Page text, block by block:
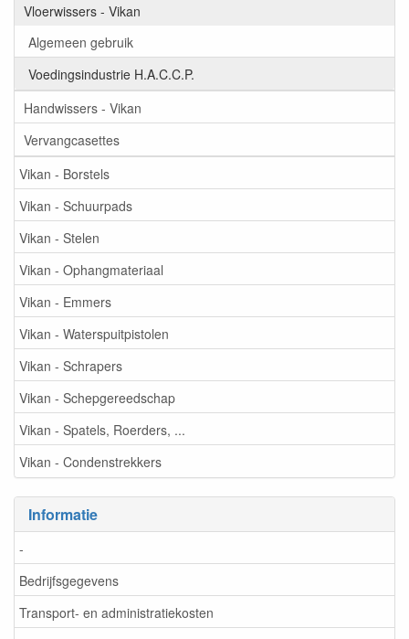
Vloerwissers - Vikan
Algemeen gebruik
Voedingsindustrie H.A.C.C.P.
Handwissers - Vikan
Vervangcasettes
Vikan - Borstels
Vikan - Schuurpads
Vikan - Stelen
Vikan - Ophangmateriaal
Vikan - Emmers
Vikan - Waterspuitpistolen
Vikan - Schrapers
Vikan - Schepgereedschap
Vikan - Spatels, Roerders, ...
Vikan - Condenstrekkers
Informatie
-
Bedrijfsgegevens
Transport- en administratiekosten